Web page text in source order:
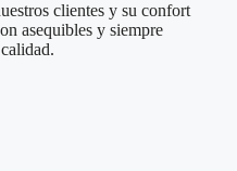
clientes y su confort
asequibles y siempre